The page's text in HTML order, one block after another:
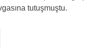
tutuşmuştu.